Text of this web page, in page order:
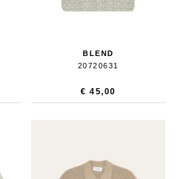
BLEND
20720631
€ 45,00